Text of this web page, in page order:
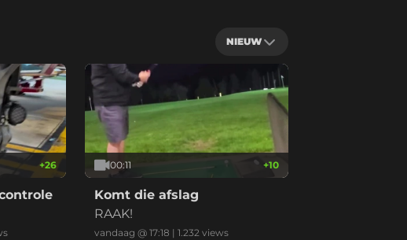
NIEUW
+26 00:11 +10
Komt die afslag
RAAK!
vandaag @ 17:18 |1.232 views